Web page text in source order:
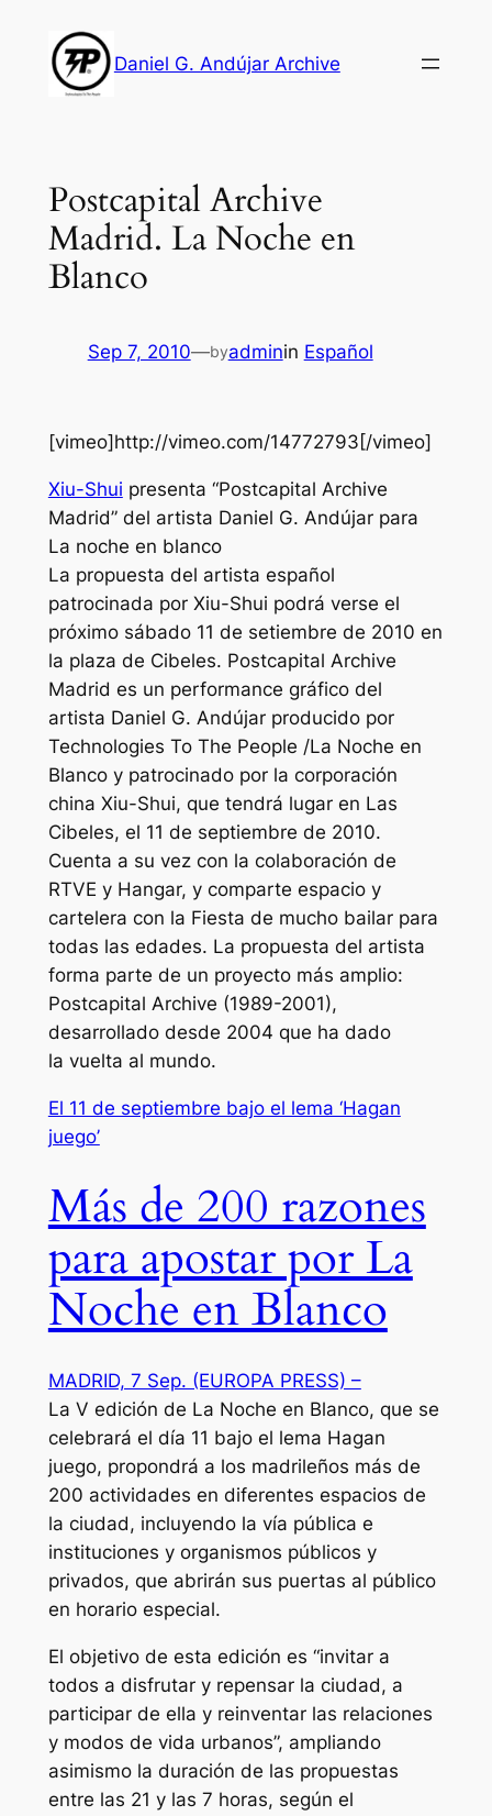
content
Daniel G. Andújar Archive
Postcapital Archive
Madrid. La Noche en
Blanco
Sep 7, 2010—byadminin Español
[vimeo]http://vimeo.com/14772793[/vimeo]
Xiu-Shui presenta “Postcapital Archive
Madrid” del artista Daniel G. Andújar para
La noche en blanco
La propuesta del artista español
patrocinada por Xiu-Shui podrá verse el
próximo sábado 11 de setiembre de 2010 en
la plaza de Cibeles. Postcapital Archive
Madrid es un performance gráfico del
artista Daniel G. Andújar producido por
Technologies To The People /La Noche en
Blanco y patrocinado por la corporación
china Xiu-Shui, que tendrá lugar en Las
Cibeles, el 11 de septiembre de 2010.
Cuenta a su vez con la colaboración de
RTVE y Hangar, y comparte espacio y
cartelera con la Fiesta de mucho bailar para
todas las edades. La propuesta del artista
forma parte de un proyecto más amplio:
Postcapital Archive (1989-2001),
desarrollado desde 2004 que ha dado
la vuelta al mundo.
El 11 de septiembre bajo el lema ‘Hagan
juego’
Más de 200 razones
para apostar por La
Noche en Blanco
MADRID, 7 Sep. (EUROPA PRESS) –
La V edición de La Noche en Blanco, que se
celebrará el día 11 bajo el lema Hagan
juego, propondrá a los madrileños más de
200 actividades en diferentes espacios de
la ciudad, incluyendo la vía pública e
instituciones y organismos públicos y
privados, que abrirán sus puertas al público
en horario especial.
El objetivo de esta edición es “invitar a
todos a disfrutar y repensar la ciudad, a
participar de ella y reinventar las relaciones
y modos de vida urbanos”, ampliando
asimismo la duración de las propuestas
entre las 21 y las 7 horas, según el